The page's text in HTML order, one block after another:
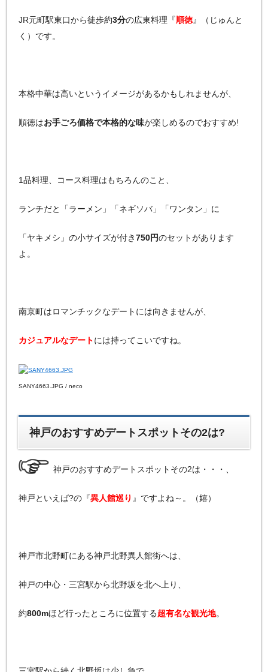
JR元町駅東口から徒歩約3分の広東料理『順徳』（じゅんと
く）です。
本格中華は高いというイメージがあるかもしれませんが、
順徳はお手ごろ価格で本格的な味が楽しめるのでおすすめ!
1品料理、コース料理はもちろんのこと、
ランチだと「ラーメン」「ネギソバ」「ワンタン」に
「ヤキメシ」の小サイズが付き750円のセットがあります
よ。
南京町はロマンチックなデートには向きませんが、
カジュアルなデートには持ってこいですね。
SANY4663.JPG / neco
神戸のおすすめデートスポットその2は?
神戸のおすすめデートスポットその2は・・・、
神戸といえば?の『異人館巡り 』ですよね～。（嬉）
神戸市北野町にある神戸北野異人館街へは、
神戸の中心・三宮駅から北野坂を北へ上り、
約800mほど行ったところに位置する超有名な観光地。